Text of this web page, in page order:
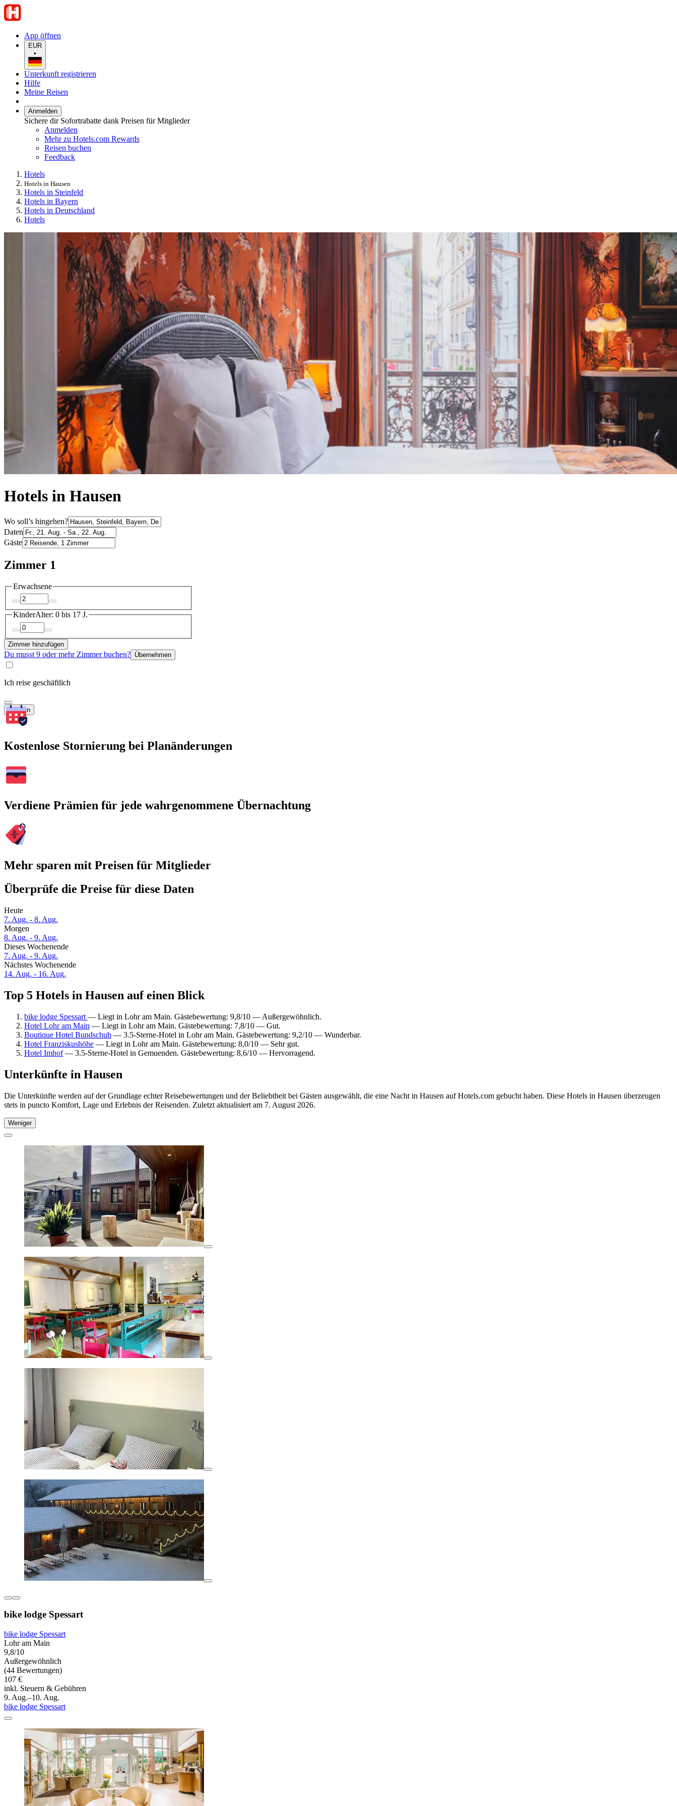
App öffnen
EUR
•
Unterkunft registrieren
Hilfe
Meine Reisen
Anmelden
Sichere dir Sofortrabatte dank Preisen für Mitglieder
Anmelden
Mehr zu Hotels.com Rewards
Reisen buchen
Feedback
Hotels
Hotels in Hausen
Hotels in Steinfeld
Hotels in Bayern
Hotels in Deutschland
Hotels
Hotels in Hausen
Wo soll’s hingehen?
Daten
Gäste
Zimmer 1
Erwachsene
KinderAlter: 0 bis 17 J.
Zimmer hinzufügen
Du musst 9 oder mehr Zimmer buchen? Übernehmen
Ich reise geschäftlich
Suchen
Kostenlose Stornierung bei Planänderungen
Verdiene Prämien für jede wahrgenommene Übernachtung
Mehr sparen mit Preisen für Mitglieder
Überprüfe die Preise für diese Daten
Heute
7. Aug. - 8. Aug.
Morgen
8. Aug. - 9. Aug.
Dieses Wochenende
7. Aug. - 9. Aug.
Nächstes Wochenende
14. Aug. - 16. Aug.
Top 5 Hotels in Hausen auf einen Blick
bike lodge Spessart — Liegt in Lohr am Main. Gästebewertung: 9,8/10 — Außergewöhnlich.
Hotel Lohr am Main — Liegt in Lohr am Main. Gästebewertung: 7,8/10 — Gut.
Boutique Hotel Bundschuh — 3.5-Sterne-Hotel in Lohr am Main. Gästebewertung: 9,2/10 — Wunderbar.
Hotel Franziskushöhe — Liegt in Lohr am Main. Gästebewertung: 8,0/10 — Sehr gut.
Hotel Imhof— 3.5-Sterne-Hotel in Gemuenden. Gästebewertung: 8,6/10 — Hervorragend.
Unterkünfte in Hausen
Die Unterkünfte werden auf der Grundlage echter Reisebewertungen und der Beliebtheit bei Gästen ausgewählt, die eine Nacht in Hausen auf Hotels.com gebucht haben. Diese Hotels in Hausen überzeugen
stets in puncto Komfort, Lage und Erlebnis der Reisenden. Zuletzt aktualisiert am 7. August 2026.
Weniger
bike lodge Spessart
bike lodge Spessart
Lohr am Main
9,8/10
Außergewöhnlich
(44 Bewertungen)
107 €
inkl. Steuern & Gebühren
9. Aug.–10. Aug.
bike lodge Spessart